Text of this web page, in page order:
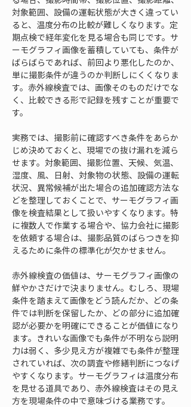
対象範囲、設備の運転状態が大きく違ってい
ると、温度分布の比較が難しくなります。定
期点検で経年変化を見る場合も同じです。サ
ーモグラフィ画像を蓄積していても、条件が
ばらばらであれば、前回より悪化したのか、
単に撮影条件が違うのか判断しにくくなりま
す。赤外線検査では、画像そのものだけでな
く、比較できる形で記録を残すことが重要で
す。
実務では、撮影前に確認すべき条件をあらか
じめ決めておくと、現場での抜け漏れを減ら
せます。対象範囲、撮影位置、天候、気温、
湿度、風、日射、対象物の状態、設備の運転
状況、異常候補が出た場合の追加確認方法な
どを整理しておくことで、サーモグラフィ画
像を検査結果として扱いやすくなります。特
に複数人で作業する場合や、協力会社に撮影
を依頼する場合は、撮影品質のばらつきを抑
えるために条件の標準化が欠かせません。
赤外線検査の価値は、サーモグラフィ画像の
鮮やかさだけで決まりません。むしろ、現場
条件を踏まえて画像をどう読んだか、どの条
件では判断を保留したか、どの部分に追加確
認が必要かを明確にできることが価値になり
ます。きれいな画像でも条件が不明なら説明
力は弱く、多少見え方が複雑でも条件が整理
されていれば、次の調査や修繕判断につなげ
やすくなります。サーモグラフィは温度分布
を見せる道具であり、赤外線検査はその見え
方を現場条件の中で意味づける業務です。